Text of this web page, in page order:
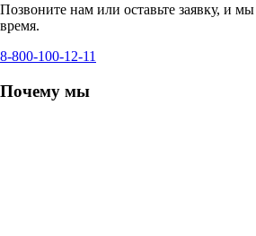
Позвоните нам или оставьте заявку, и
время.
8-800-100-12-11
Почему мы